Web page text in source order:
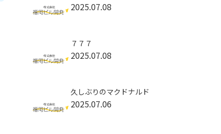
2025.07.08
７７７
2025.07.08
久しぶりのマクドナルド
2025.07.06